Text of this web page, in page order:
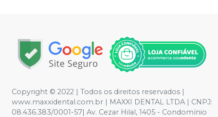
Copyright © 2022 | Todos os direitos reservados |
www.maxxidental.com.br | MAXXI DENTAL LTDA | CNPJ:
08.436.383/0001-57| Av. Cezar Hilal, 1405 - Condomínio